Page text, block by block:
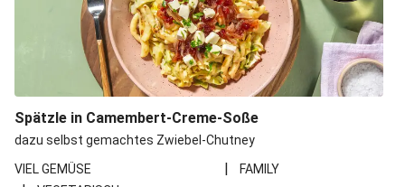
Spätzle in Camembert-Creme-Soße
dazu selbst gemachtes Zwiebel-Chutney
VIEL GEMÜSE
| FAMILY